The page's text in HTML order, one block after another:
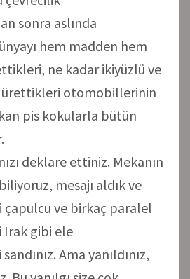
sonra aslında
hem madden hem
ne kadar ikiyüzlü ve
ürettikleri otomobillerinin
pis kokularla bütün
deklare ettiniz. Mekanın
mesajı aldık ve
ve birkaç paralel
gibi ele
Ama yanıldınız,